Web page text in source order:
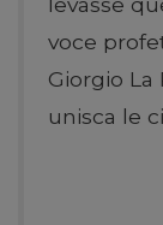
voce
Giorgio
unisca le